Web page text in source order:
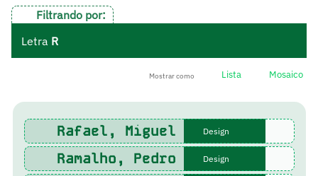
Filtrando por:
Letra R
Mostrar como Lista Mosaico
Rafael, Miguel Design
Ramalho, Pedro Design